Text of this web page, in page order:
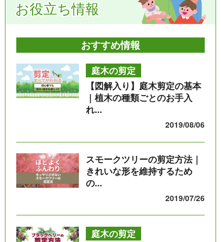
お役立ち情報
おすすめ情報
庭木の剪定
【図解入り】庭木剪定の基本
｜植木の種類ごとのお手入
れ...
2019/08/06
スモークツリーの剪定方法｜
きれいな形を維持するため
の...
2019/07/26
庭木の剪定